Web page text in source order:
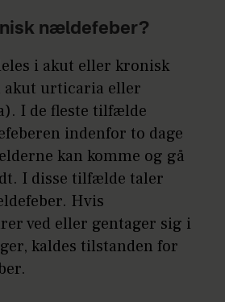
nældefeber?
i akut eller kronisk
akut urticaria eller
I de fleste tilfælde
indenfor to dage
kan komme og gå
I disse tilfælde taler
Hvis
ved eller gentager sig i
kaldes tilstanden for